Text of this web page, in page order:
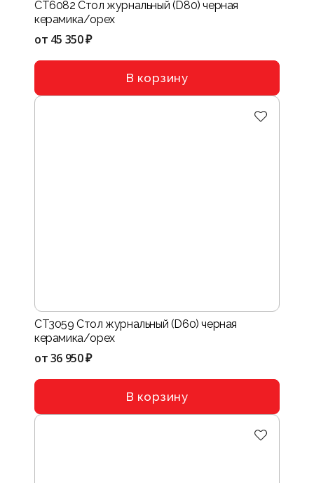
CT6082 Стол журнальный (D80) черная
керамика/орех
от 45 350 ₽
В корзину
CT3059 Стол журнальный (D60) черная
керамика/орех
от36 950 ₽
В корзину